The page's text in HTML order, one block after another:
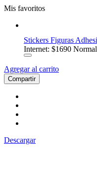
Mis favoritos
Stickers Figuras
Internet: $1690
Agregar al carrito
Compartir
Descargar